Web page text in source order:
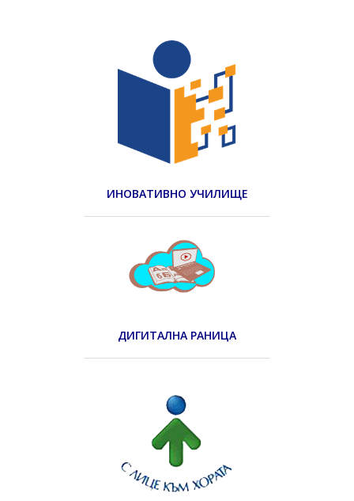
ИНОВАТИВНО УЧИЛИЩЕ
ДИГИТАЛНА РАНИЦА